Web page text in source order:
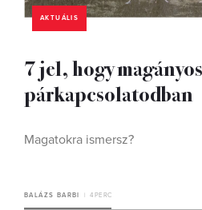
AKTUÁLIS
7 jel, hogy
párkapcsolatodban
Magatokra ismersz?
BALÁZS BARBI 4 PERC